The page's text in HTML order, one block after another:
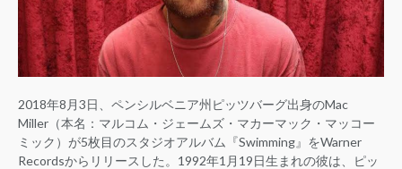
2018年8月3日、ペンシルベニア州ピッツバーグ出身のMac
Miller（本名：マルコム・ジェームズ・マカーマック・マッコー
ミック）が5枚目のスタジオアルバム『Swimming』をWarner
Recordsからリリースした。1992年1月19日生まれの彼は、ピッ